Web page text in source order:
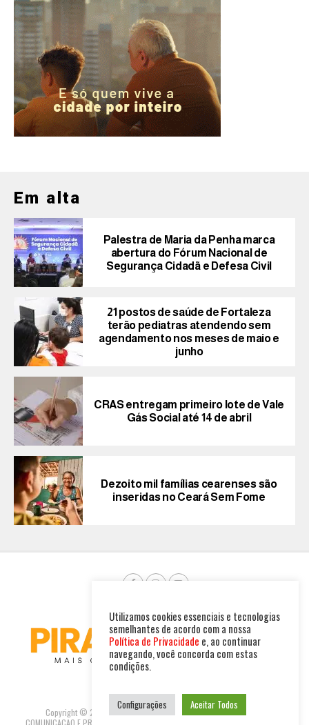
Em alta
Palestra de Maria da Penha marca
abertura do Fórum Nacional de
Segurança Cidadã e Defesa Civil
21 postos de saúde de Fortaleza
terão pediatras atendendo sem
agendamento nos meses de maio e
junho
CRAS entregam primeiro lote de Vale
Gás Social até 14 de abril
Dezoito mil famílias cearenses são
inseridas no Ceará Sem Fome
Copyright © 2025. Todos os direitos reservados. PIRAMBU NEWS
Utilizamos cookies essenciais e tecnologias
semelhantes de acordo com a nossa
Política de Privacidade e, ao continuar
navegando, você concorda com estas
condições.
Configurações Aceitar Todos